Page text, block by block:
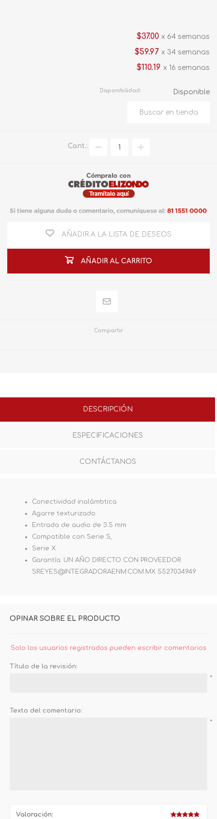
$37.00 x 64 semanas
$59.97 x 34 semanas
$110.19 x 16 semanas
Disponibilidad: Disponible
Cant.:
AÑADIR A LA LISTA DE DESEOS
AÑADIR AL CARRITO
Compartir
DESCRIPCIÓN
ESPECIFICACIONES
CONTÁCTANOS
Conectividad inalámbtica
Agarre texturizado
Entrada de audio de 3.5 mm
Compatible con Serie S,
Serie X
Garantía: UN AÑO DIRECTO CON PROVEEDOR
SREYES@INTEGRADORAENM.COM.MX 5527034949
OPINAR SOBRE EL PRODUCTO
Solo los usuarios registrados pueden escribir comentarios
Título de la revisión:
*
Texto del comentario:
*
Valoración: